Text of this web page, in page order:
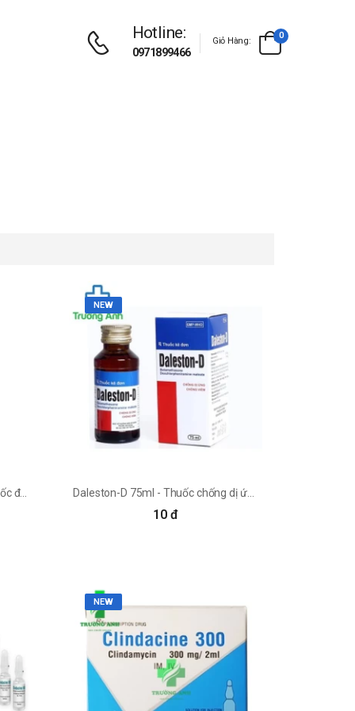
Hotline:
0971899466
Giỏ Hàng:
0
Dalacin C Inj 600mg Pfizer - Thuốc điều trị nhiễm khuẩn đường hô hấp
NEW
Daleston-D 75ml - Thuốc chống dị ứng hiệu quả Foripharm
10 đ
NEW